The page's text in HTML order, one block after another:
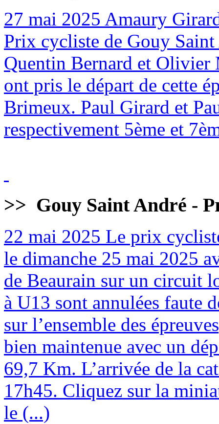
27 mai 2025 Amaury
Prix cycliste de Gouy
Quentin Bernard et Olivier
ont pris le départ de cette
Brimeux. Paul Girard et
respectivement 5ème et
>> Gouy Saint André -
22 mai 2025 Le prix
le dimanche 25 mai 2025
de Beaurain sur un circuit
à U13 sont annulées faute
sur l’ensemble des
bien maintenue avec un
69,7 Km. L’arrivée de la
17h45. Cliquez sur la
le (...)